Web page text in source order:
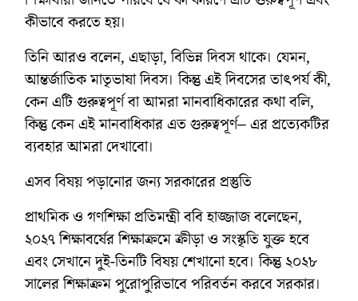
কীভাবে করতে হয়।
তিনি আরও বলেন, এছাড়া, বিভিন্ন দিবস থাকে। যেমন,
আন্তর্জাতিক মাতৃভাষা দিবস। কিন্তু এই দিবসের তাৎপর্য কী,
কেন এটি গুরুত্বপূর্ণ বা আমরা মানবাধিকারের কথা বলি,
কিন্তু কেন এই মানবাধিকার এত গুরুত্বপূর্ণ‒ এর প্রত্যেকটির
ব্যবহার আমরা দেখাবো।
এসব বিষয় পড়ানোর জন্য সরকারের প্রস্তুতি
প্রাথমিক ও গণশিক্ষা প্রতিমন্ত্রী ববি হাজ্জাজ বলেছেন,
২০২৭ শিক্ষাবর্ষের শিক্ষাক্রমে ক্রীড়া ও সংস্কৃতি যুক্ত হবে
এবং সেখানে দুই-তিনটি বিষয় শেখানো হবে। কিন্তু ২০২৮
সালের শিক্ষাক্রম পুরোপুরিভাবে পরিবর্তন করবে সরকার।